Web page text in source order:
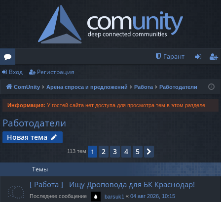
о
ру
м
ы
Гарант
ис
Вход Регистрация
ComUnity Арена спроса и предложений Работа Работодатели
Информация: У гостей сайта нет доступа для просмотра тем в этом разделе.
Работодатели
Новая тема
113 тем 1 2 3 4 5
Темы
[ Работа ] Ищу Дроповода для БК Краснодар!
Последнее сообщение barsuk1 « 04 авг 2026, 10:15